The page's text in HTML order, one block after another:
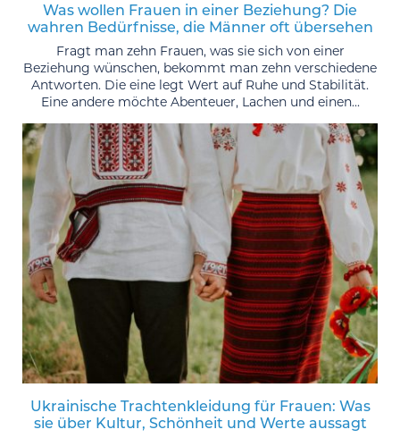
Was wollen Frauen in einer Beziehung? Die
wahren Bedürfnisse, die Männer oft übersehen
Fragt man zehn Frauen, was sie sich von einer
Beziehung wünschen, bekommt man zehn verschiedene
Antworten. Die eine legt Wert auf Ruhe und Stabilität.
Eine andere möchte Abenteuer, Lachen und einen...
Ukrainische Trachtenkleidung für Frauen: Was
sie über Kultur, Schönheit und Werte aussagt